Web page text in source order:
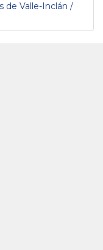
de Valle-Inclán /